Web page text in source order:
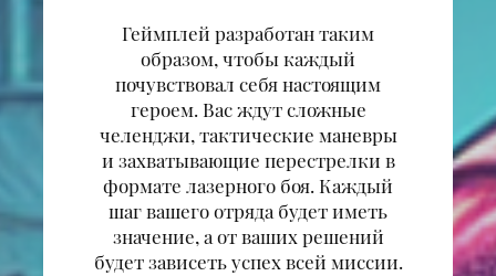
Геймплей разработан таким
образом, чтобы каждый
почувствовал себя настоящим
героем. Вас ждут сложные
челенджи, тактические маневры
и захватывающие перестрелки в
формате лазерного боя. Каждый
шаг вашего отряда будет иметь
значение, а от ваших решений
будет зависеть успех всей миссии.